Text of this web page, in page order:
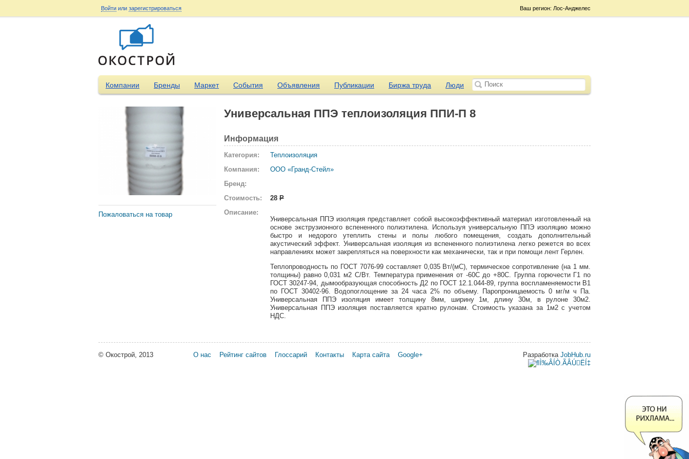
Ваш регион: Лос-Анджелес
Войти или зарегистрироваться
Компании Бренды Маркет События Объявления Публикации Биржа труда Люди
Пожаловаться на товар
Универсальная ППЭ теплоизоляция ППИ-П 8
Информация
Категория:
Теплоизоляция
Компания:
ООО «Гранд-Стейл»
Бренд:
Стоимость:
28 Р
Описание:
Универсальная ППЭ изоляция представляет собой высокоэффективный материал изготовленный на
основе экструзионного вспененного полиэтилена. Используя универсальную ППЭ изоляцию можно
быстро и недорого утеплить стены и полы любого помещения, создать дополнительный
акустический эффект. Универсальная изоляция из вспененного полиэтилена легко режется во всех
направлениях может закрепляться на поверхности как механически, так и при помощи лент Герлен.
Теплопроводность по ГОСТ 7076-99 составляет 0,035 Вт/(мС), термическое сопротивление (на 1 мм.
толщины) равно 0,031 м2 С/Вт. Температура применения от -60С до +80С. Группа горючести Г1 по
ГОСТ 30247-94, дымообразующая способность Д2 по ГОСТ 12.1.044-89, группа воспламеняемости В1
по ГОСТ 30402-96. Водопоглощение за 24 часа 2% по объему. Паропроницаемость 0 мг/м ч Па.
Универсальная ППЭ изоляция имеет толщину 8мм, ширину 1м, длину 30м, в рулоне 30м2.
Универсальная ППЭ изоляция поставляется кратно рулонам. Стоимость указана за 1м2 с учетом
НДС.
© Окострой, 2013 О нас Рейтинг сайтов Глоссарий Контакты Карта сайта Google+ Разработка JobHub.ru